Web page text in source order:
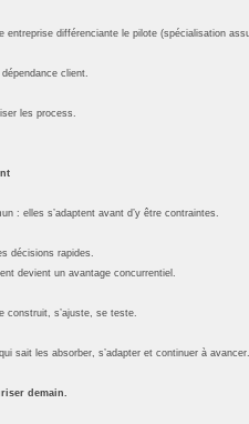
entreprise différenciante le pilote (spécialisation
client.
les process.
: elles s’adaptent avant d’y être contraintes.
décisions rapides.
devient un avantage concurrentiel.
construit, s’ajuste, se teste.
sait les absorber, s’adapter et continuer à avancer.
demain.